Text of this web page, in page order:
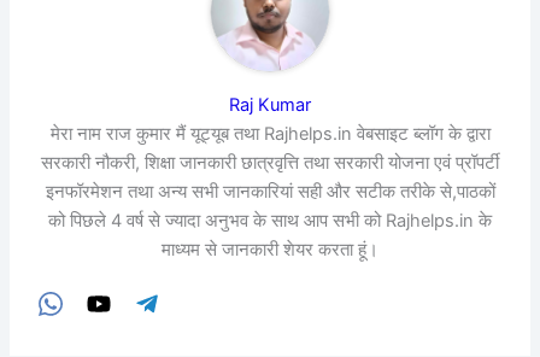
Raj Kumar
मेरा नाम राज कुमार मैं यूट्यूब तथा Rajhelps.in वेबसाइट ब्लॉग के द्वारा
सरकारी नौकरी, शिक्षा जानकारी छात्रवृत्ति तथा सरकारी योजना एवं प्रॉपर्टी
इनफॉरमेशन तथा अन्य सभी जानकारियां सही और सटीक तरीके से,पाठकों
को पिछले 4 वर्ष से ज्यादा अनुभव के साथ आप सभी को Rajhelps.in के
माध्यम से जानकारी शेयर करता हूं।